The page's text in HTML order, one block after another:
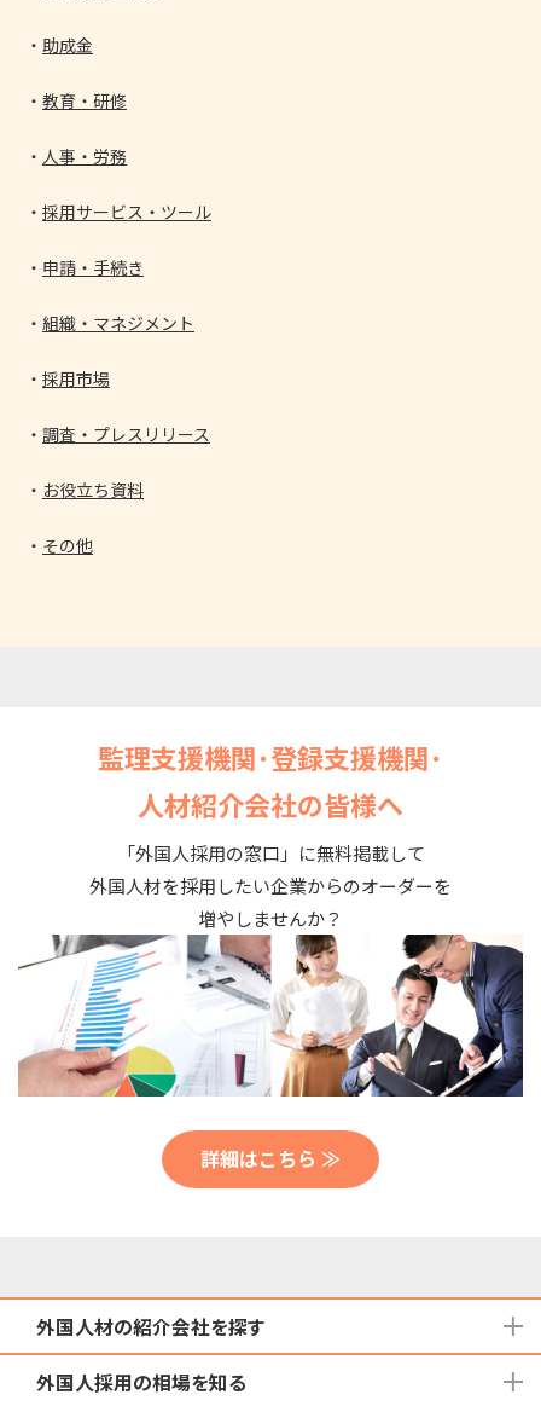
助成金
教育・研修
人事・労務
採用サービス・ツール
申請・手続き
組織・マネジメント
採用市場
調査・プレスリリース
お役立ち資料
その他
監理支援機関･登録支援機関･
人材紹介会社の皆様へ
「外国人採用の窓口」に無料掲載して
外国人材を採用したい企業からのオーダーを
増やしませんか？
詳細はこちら ≫
外国人材の紹介会社を探す
地域から検索する
外国人採用の相場を知る